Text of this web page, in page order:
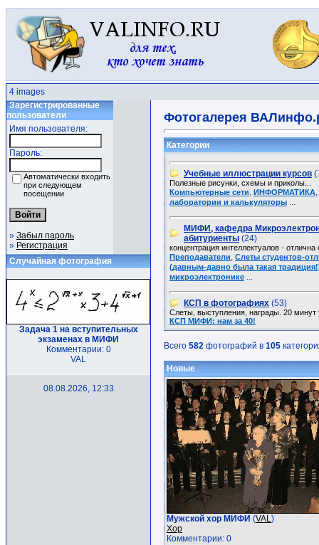
4 images
Зарегистрированные
пользователи
Имя пользователя:
Пароль:
Автоматически входить
при следующем
посещении
» Забыл пароль
» Регистрация
Случайная фотография
Задача 1 на вступительных
экзаменах в МИФИ
Комментарии: 0
VAL
08.08.2026, 12:33
Фотогалерея
Категории
Учебные иллюстрации курсов
Полезные рисунки, схемы и приколы...
Компьютерные сети, ИНФОРМАТИКА,
лаборатории и калькуляторы ...
МИФИ, кафедра
абитуриенты (24)
концентрация интеллектуалов - отлична
Преподаватели, Слеты студентов-
(давным-давно была такая
микроэлектронике ...
КСП в фотографиях (53)
Слеты, выступления, награды. 20
КСП МИФИ: нам за 40!
Всего 582 фотографий в 105
Новые
Мужской хор МИФИ (VAL)
Хор
Комментарии: 0